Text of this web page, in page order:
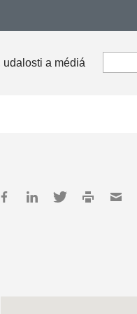
udalosti a médiá